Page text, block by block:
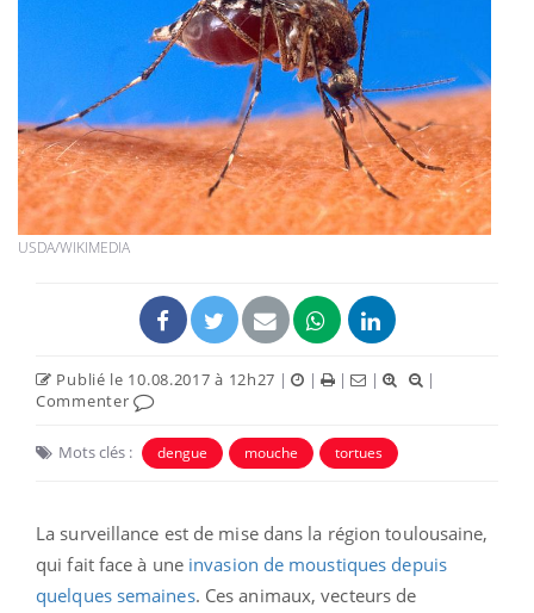
USDA/WIKIMEDIA
Publié le 10.08.2017 à 12h27 | | | |
|
Commenter
Mots clés : dengue mouche tortues
La surveillance est de mise dans la région toulousaine,
qui fait face à une invasion de moustiques depuis
quelques semaines. Ces animaux, vecteurs de